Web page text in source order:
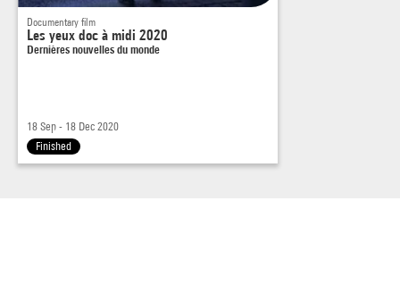
Documentary film
Les yeux doc à midi 2020
Dernières nouvelles du monde
18 Sep - 18 Dec 2020
Finished